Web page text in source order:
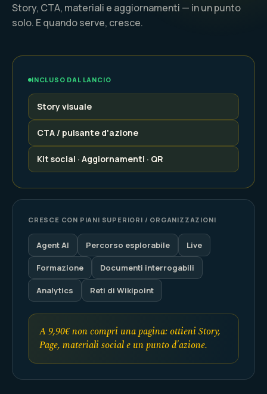
Story, CTA, materiali e aggiornamenti — in un punto
solo. E quando serve, cresce.
INCLUSO DAL LANCIO
Story visuale
CTA / pulsante d'azione
Kit social · Aggiornamenti · QR
CRESCE CON PIANI SUPERIORI / ORGANIZZAZIONI
Agent AI Percorso esplorabile Live
Formazione Documenti interrogabili
Analytics Reti di Wikipoint
A 9,90€ non compri una pagina: ottieni Story,
Page, materiali social e un punto d'azione.